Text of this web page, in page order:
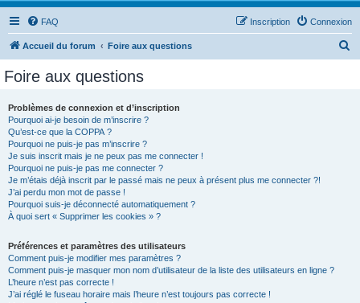
FAQ Connexion
Inscription
Accueil du forum Foire aux questions
Foire aux questions
Problèmes de connexion et d’inscription
Pourquoi ai-je besoin de m’inscrire ?
Qu’est-ce que la COPPA ?
Pourquoi ne puis-je pas m’inscrire ?
Je suis inscrit mais je ne peux pas me connecter !
Pourquoi ne puis-je pas me connecter ?
Je m’étais déjà inscrit par le passé mais ne peux à présent plus me connecter ?!
J’ai perdu mon mot de passe !
Pourquoi suis-je déconnecté automatiquement ?
À quoi sert « Supprimer les cookies » ?
Préférences et paramètres des utilisateurs
Comment puis-je modifier mes paramètres ?
Comment puis-je masquer mon nom d’utilisateur de la liste des utilisateurs en ligne ?
L’heure n’est pas correcte !
J’ai réglé le fuseau horaire mais l’heure n’est toujours pas correcte !